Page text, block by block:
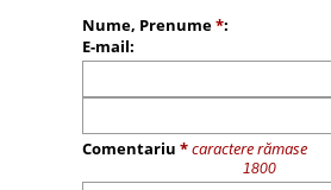
Nume, Prenume*:
E-mail:
Comentariu *caractere rămase